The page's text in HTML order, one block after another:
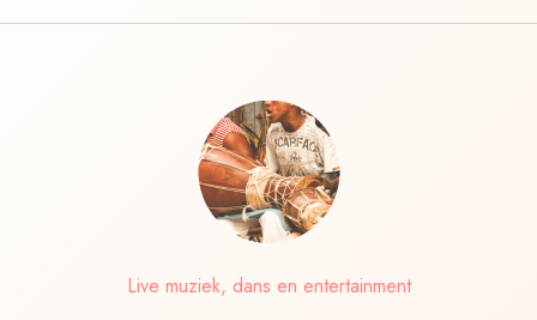
Live muziek, dans en entertainment